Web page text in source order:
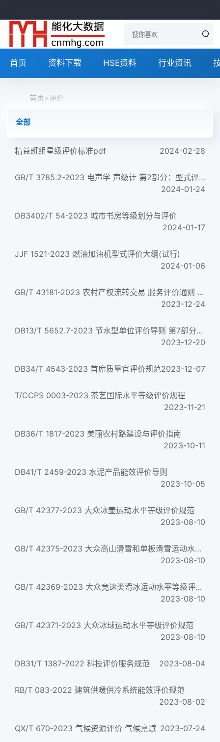
首页 资料下载 HSE资料 行业资讯
首页>评价
全部
精益班组星级评价标准pdf 2024-02-28
GB/T 3785.2-2023 电声学 声级计 第2部分：型式评价试验
2024-01-24
DB3402/T 54-2023 城市书房等级划分与评价
2024-01-17
JJF 1521-2023 燃油加油机型式评价大纲(试行)
2024-01-06
GB/T 43181-2023 农村产权流转交易 服务评价通则 正式版
2023-12-24
DB13/T 5652.7-2023 节水型单位评价导则 第7部分：洗浴场所
2023-12-20
DB34/T 4543-2023 首席质量官评价规范2023-12-07
T/CCPS 0003-2023 茶艺国际水平等级评价规程
2023-11-21
DB36/T 1817-2023 美丽农村路建设与评价指南
2023-10-11
DB41/T 2459-2023 水泥产品能效评价导则
2023-10-05
GB/T 42377-2023 大众冰壶运动水平等级评价规范
2023-08-10
GB/T 42375-2023 大众高山滑雪和单板滑雪运动水平等级评价规范
2023-08-10
GB/T 42369-2023 大众竞速类滑冰运动水平等级评价规范
2023-08-10
GB/T 42371-2023 大众冰球运动水平等级评价规范
2023-08-10
DB31/T 1387-2022 科技评价服务规范 2023-08-04
RB/T 083-2022 建筑供暖供冷系统能效评价规范
2023-08-02
QX/T 670-2023 气候资源评价 气候禀赋 2023-07-24